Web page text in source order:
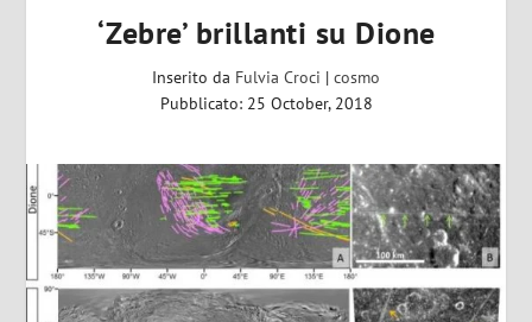
‘Zebre’ brillanti su Dione
Inserito da Fulvia Croci | cosmo
Pubblicato: 25 October, 2018